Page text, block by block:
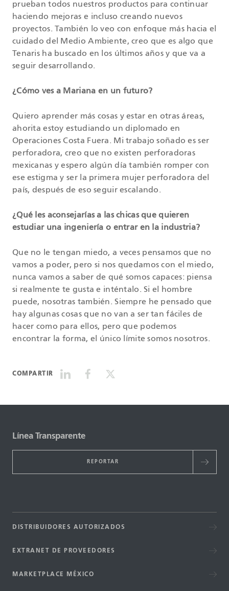
prueban todos nuestros productos para continuar
haciendo mejoras e incluso creando nuevos
proyectos. También lo veo con enfoque más hacia el
cuidado del Medio Ambiente, creo que es algo que
Tenaris ha buscado en los últimos años y que va a
seguir desarrollando.
¿Cómo ves a Mariana en un futuro?
Quiero aprender más cosas y estar en otras áreas,
ahorita estoy estudiando un diplomado en
Operaciones Costa Fuera. Mi trabajo soñado es ser
perforadora, creo que no existen perforadoras
mexicanas y espero algún día también romper con
ese estigma y ser la primera mujer perforadora del
país, después de eso seguir escalando.
¿Qué les aconsejarías a las chicas que quieren
estudiar una ingeniería o entrar en la industria?
Que no le tengan miedo, a veces pensamos que no
vamos a poder, pero si nos quedamos con el miedo,
nunca vamos a saber de qué somos capaces: piensa
si realmente te gusta e inténtalo. Si el hombre
puede, nosotras también. Siempre he pensado que
hay algunas cosas que no van a ser tan fáciles de
hacer como para ellos, pero que podemos
encontrar la forma, el único límite somos nosotros.
COMPARTIR
Línea Transparente
REPORTAR
DISTRIBUIDORES AUTORIZADOS
EXTRANET DE PROVEEDORES
MARKETPLACE MÉXICO